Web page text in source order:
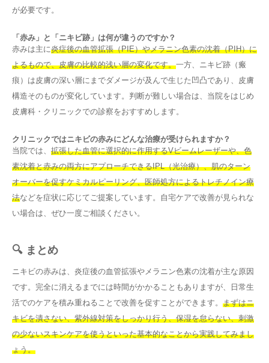
が必要です。
「赤み」と「ニキビ跡」は何が違うのですか？
赤みは主に炎症後の血管拡張（PIE）やメラニン色素の沈着（PIH）に
よるもので、皮膚の比較的浅い層の変化です。一方、ニキビ跡（瘢
痕）は皮膚の深い層にまでダメージが及んで生じた凹凸であり、皮膚
構造そのものが変化しています。判断が難しい場合は、当院をはじめ
皮膚科・クリニックでの診察をおすすめします。
クリニックではニキビの赤みにどんな治療が受けられますか？
当院では、 拡張した血管に選択的に作用するVビームレーザーや、色
素沈着と赤みの両方にアプローチできるIPL（光治療）、肌のターン
オーバーを促すケミカルピーリング、医師処方によるトレチノイン療
法などを症状に応じてご提案しています。自宅ケアで改善が見られな
い場合は、ぜひ一度ご相談ください。
🔍 まとめ
ニキビの赤みは、炎症後の血管拡張やメラニン色素の沈着が主な原因
です。完全に消えるまでには時間がかかることもありますが、日常生
活でのケアを積み重ねることで改善を促すことができます。 まずはニ
キビを潰さない、紫外線対策をしっかり行う、保湿を怠らない、刺激
の少ないスキンケアを使うといった基本的なことから実践してみまし
ょう。